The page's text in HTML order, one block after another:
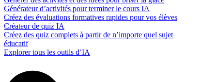
Générateur d’activités pour terminer le cours IA
Créez des évaluations formatives rapides pour vos élèves
Créateur de quiz IA
Créez des quiz complets à partir de n’importe quel sujet
éducatif
Explorer tous les outils d’IA